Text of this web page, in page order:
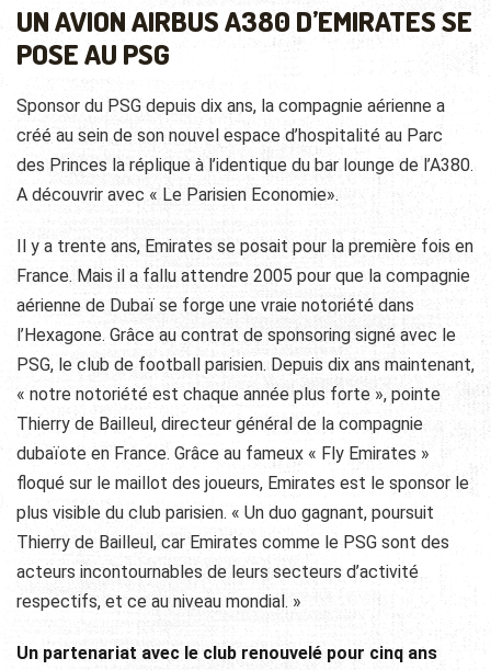
UN AVION AIRBUS A380 D’EMIRATES SE
POSE AU PSG
Sponsor du PSG depuis dix ans, la compagnie aérienne a
créé au sein de son nouvel espace d’hospitalité au Parc
des Princes la réplique à l’identique du bar lounge de l’A380.
A découvrir avec « Le Parisien Economie».
Il y a trente ans, Emirates se posait pour la première fois en
France. Mais il a fallu attendre 2005 pour que la compagnie
aérienne de Dubaï se forge une vraie notoriété dans
l’Hexagone. Grâce au contrat de sponsoring signé avec le
PSG, le club de football parisien. Depuis dix ans maintenant,
« notre notoriété est chaque année plus forte », pointe
Thierry de Bailleul, directeur général de la compagnie
dubaïote en France. Grâce au fameux « Fly Emirates »
floqué sur le maillot des joueurs, Emirates est le sponsor le
plus visible du club parisien. « Un duo gagnant, poursuit
Thierry de Bailleul, car Emirates comme le PSG sont des
acteurs incontournables de leurs secteurs d’activité
respectifs, et ce au niveau mondial. »
Un partenariat avec le club renouvelé pour cinq ans